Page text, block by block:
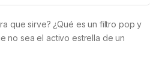
que sirve? ¿Qué es un filtro pop y
no sea el activo estrella de un